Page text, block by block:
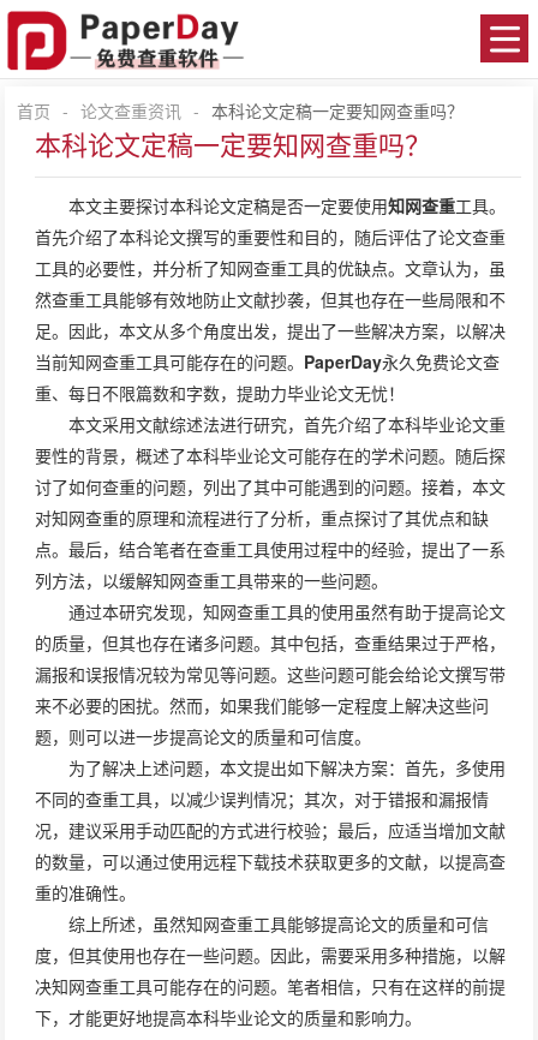
首页 - 论文查重资讯 - 本科论文定稿一定要知网查重吗？
本科论文定稿一定要知网查重吗？
本文主要探讨本科论文定稿是否一定要使用知网查重工具。
首先介绍了本科论文撰写的重要性和目的，随后评估了论文查重
工具的必要性，并分析了知网查重工具的优缺点。文章认为，虽
然查重工具能够有效地防止文献抄袭，但其也存在一些局限和不
足。因此，本文从多个角度出发，提出了一些解决方案，以解决
当前知网查重工具可能存在的问题。 PaperDay永久免费论文查
重、每日不限篇数和字数，提助力毕业论文无忧！
本文采用文献综述法进行研究，首先介绍了本科毕业论文重
要性的背景，概述了本科毕业论文可能存在的学术问题。随后探
讨了如何查重的问题，列出了其中可能遇到的问题。接着，本文
对知网查重的原理和流程进行了分析，重点探讨了其优点和缺
点。最后，结合笔者在查重工具使用过程中的经验，提出了一系
列方法，以缓解知网查重工具带来的一些问题。
通过本研究发现，知网查重工具的使用虽然有助于提高论文
的质量，但其也存在诸多问题。其中包括，查重结果过于严格，
漏报和误报情况较为常见等问题。这些问题可能会给论文撰写带
来不必要的困扰。然而，如果我们能够一定程度上解决这些问
题，则可以进一步提高论文的质量和可信度。
为了解决上述问题，本文提出如下解决方案：首先，多使用
不同的查重工具，以减少误判情况；其次，对于错报和漏报情
况，建议采用手动匹配的方式进行校验；最后，应适当增加文献
的数量，可以通过使用远程下载技术获取更多的文献，以提高查
重的准确性。
综上所述，虽然知网查重工具能够提高论文的质量和可信
度，但其使用也存在一些问题。因此，需要采用多种措施，以解
决知网查重工具可能存在的问题。笔者相信，只有在这样的前提
下，才能更好地提高本科毕业论文的质量和影响力。